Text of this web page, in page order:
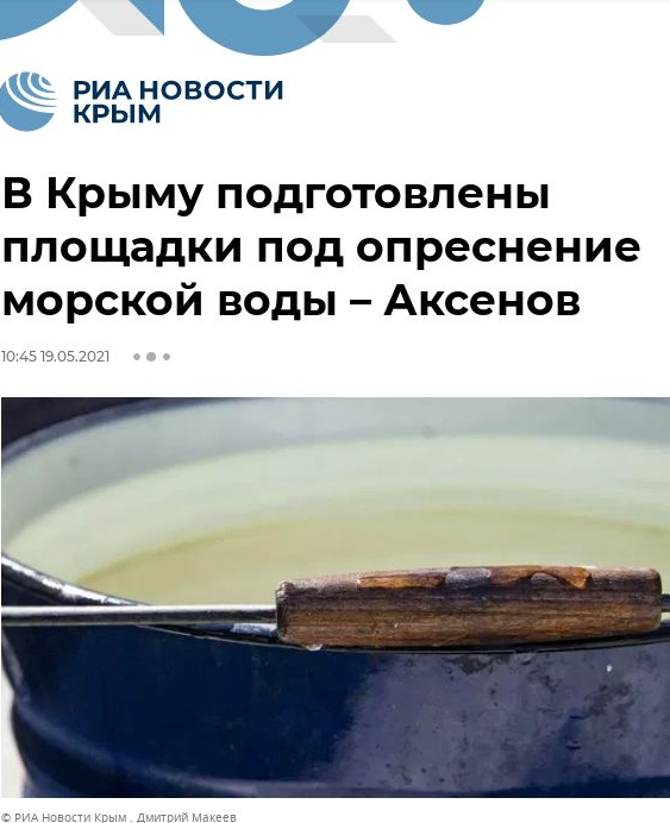
В Крыму подготовлены
площадки под опреснение
морской воды – Аксенов
10:45 19.05.2021
© РИА Новости Крым . Дмитрий Макеев